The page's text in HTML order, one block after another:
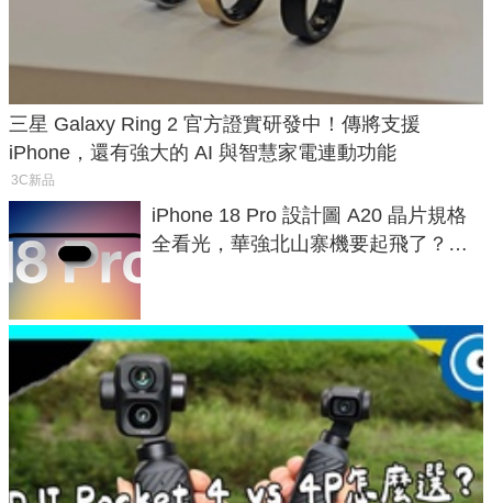
三星 Galaxy Ring 2 官方證實研發中！傳將支援
iPhone，還有強大的 AI 與智慧家電連動功能
3C新品
iPhone 18 Pro 設計圖 A20 晶片規格
全看光，華強北山寨機要起飛了？專